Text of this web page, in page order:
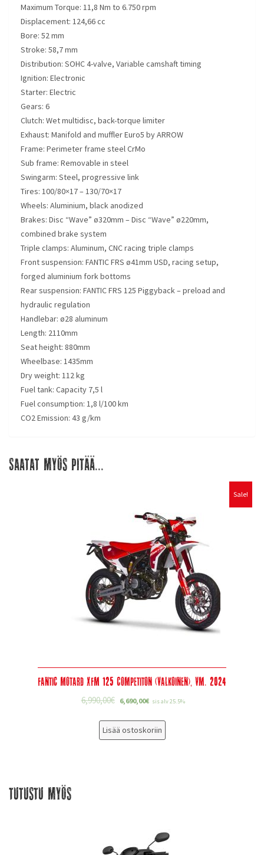
Maximum Torque: 11,8 Nm to 6.750 rpm
Displacement: 124,66 cc
Bore: 52 mm
Stroke: 58,7 mm
Distribution: SOHC 4-valve, Variable camshaft timing
Ignition: Electronic
Starter: Electric
Gears: 6
Clutch: Wet multidisc, back-torque limiter
Exhaust: Manifold and muffler Euro5 by ARROW
Frame: Perimeter frame steel CrMo
Sub frame: Removable in steel
Swingarm: Steel, progressive link
Tires: 100/80×17 – 130/70×17
Wheels: Aluminium, black anodized
Brakes: Disc “Wave” ø320mm – Disc “Wave” ø220mm,
combined brake system
Triple clamps: Aluminum, CNC racing triple clamps
Front suspension: FANTIC FRS ø41mm USD, racing setup,
forged aluminium fork bottoms
Rear suspension: FANTIC FRS 125 Piggyback – preload and
hydraulic regulation
Handlebar: ø28 aluminum
Length: 2110mm
Seat height: 880mm
Wheelbase: 1435mm
Dry weight: 112 kg
Fuel tank: Capacity 7,5 l
Fuel consumption: 1,8 l/100 km
CO2 Emission: 43 g/km
Saatat myös pitää...
Sale!
Fantic Motard XFM 125 Competiton (valkoinen), Vm. 2024
6,990,00€ 6,690,00€ sis alv 25.5%
Lisää ostoskoriin
Tutustu myös